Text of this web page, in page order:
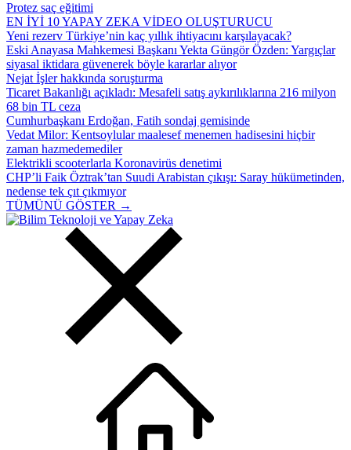
Protez saç eğitimi
EN İYİ 10 YAPAY ZEKA VİDEO OLUŞTURUCU
Yeni rezerv Türkiye’nin kaç yıllık ihtiyacını karşılayacak?
Eski Anayasa Mahkemesi Başkanı Yekta Güngör Özden: Yargıçlar
siyasal iktidara güvenerek böyle kararlar alıyor
Nejat İşler hakkında soruşturma
Ticaret Bakanlığı açıkladı: Mesafeli satış aykırılıklarına 216 milyon
68 bin TL ceza
Cumhurbaşkanı Erdoğan, Fatih sondaj gemisinde
Vedat Milor: Kentsoylular maalesef menemen hadisesini hiçbir
zaman hazmedemediler
Elektrikli scooterlarla Koronavirüs denetimi
CHP’li Faik Öztrak’tan Suudi Arabistan çıkışı: Saray hükümetinden,
nedense tek çıt çıkmıyor
TÜMÜNÜ GÖSTER →